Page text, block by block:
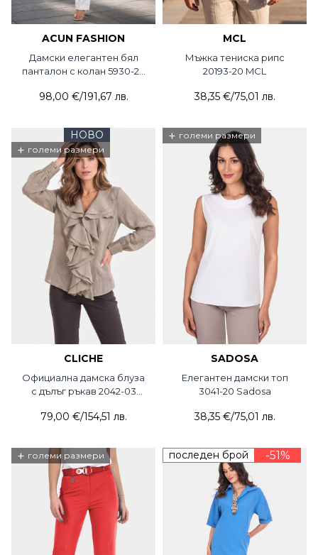
ACUN FASHION
Дамски елегантен бял
панталон с колан 5930-20
98,00 €/191,67 лв.
MCL
Мъжка тениска рипс
20193-20 MCL
38,35 €/75,01 лв.
НОВО
+ големи размери
CLICHE
Официална дамска блуза
с дълъг ръкав 2042-03
79,00 €/154,51 лв.
+ големи размери
SADOSA
Елегантен дамски топ
3041-20 Sadosa
38,35 €/75,01 лв.
+ големи размери последен брой -51%